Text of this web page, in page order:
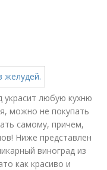
украсит любую кухню
можно не покупать
самому, причем,
Ниже представлен
виноград из
как красиво и